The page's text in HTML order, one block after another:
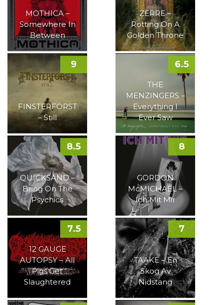
MOTHICA –
Somewhere In
Between
ZERRE –
Rotting On A
Golden Throne
FINSTERFORST
– Still
9
THE
MENZINGERS –
Everything I
Ever Saw
6.5
QUICKSAND –
Bring On The
Psychics
8.5
GORDON
McMICHAEL –
Ich Mit Mir
8
12 GAUGE
AUTOPSY – All
Pigs Get
Slaughtered
7.5
TAAKE – En
Skog Av
Nidstang
7